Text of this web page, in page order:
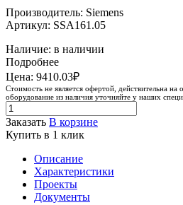
Производитель: Siemens
Артикул: SSA161.05
Наличие: в наличии
Подробнее
Цена: 9410.03₽
Стоимость не является офертой, действительна
оборудование из наличия уточняйте у наших
Заказать В корзине
Купить в 1 клик
Описание
Характеристики
Проекты
Документы